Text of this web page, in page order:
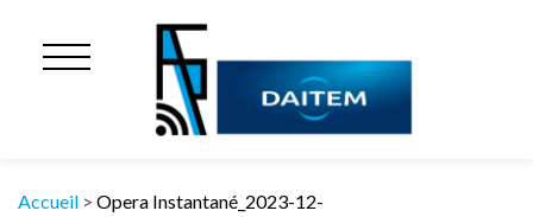
Accueil > Opera Instantané_2023-12-